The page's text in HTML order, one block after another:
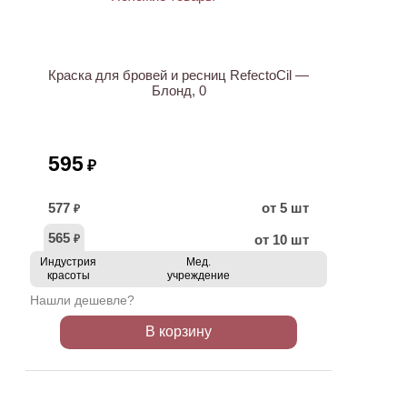
Краска для бровей и ресниц RefectoCil —
Блонд, 0
595 ₽
577 ₽
от 5 шт
565 ₽ от 10 шт
Индустрия
красоты
Мед.
учреждение
Нашли дешевле?
В корзину